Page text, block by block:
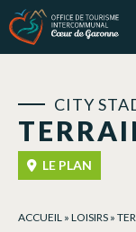
CITY
LE PLAN
ACCUEIL » LOISIRS »
Panneau de gestion